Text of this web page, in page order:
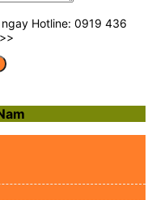
Hotline: 0919 436